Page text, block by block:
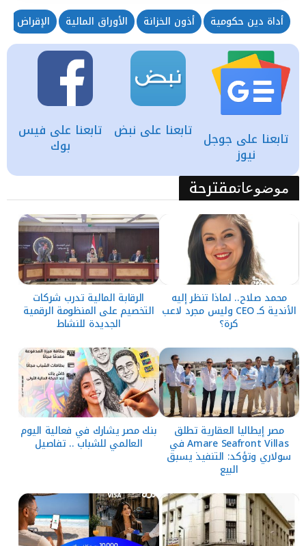
أداة دين حكومية أذون الخزانة الأوراق المالية الإقراض
تابعنا على فيس
بوك
تابعنا على نبض تابعنا على جوجل
نيوز
موضوعاتمقترحة
محمد صلاح.. لماذا تنظر إليه
الأندية كـ CEO وليس مجرد لاعب
كرة؟
الرقابة المالية تدرب شركات
التخصيم على المنظومة الرقمية
الجديدة للنشاط
مصر إيطاليا العقارية تطلق
Amare Seafront Villas في
سولاري وتؤكد: التنفيذ يسبق
البيع
بنك مصر يشارك في فعالية اليوم
العالمي للشباب .. تفاصيل